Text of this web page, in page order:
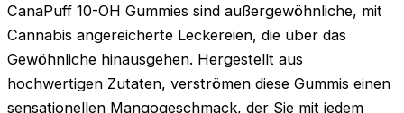
CanaPuff 10-OH Gummies sind außergewöhnliche, mit
Cannabis angereicherte Leckereien, die über das
Gewöhnliche hinausgehen. Hergestellt aus
hochwertigen Zutaten, verströmen diese Gummis einen
sensationellen Mangogeschmack, der Sie mit jedem